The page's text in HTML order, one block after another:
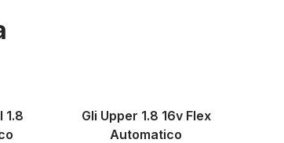
1.8
Gli Upper 1.8 16v Flex
Automatico